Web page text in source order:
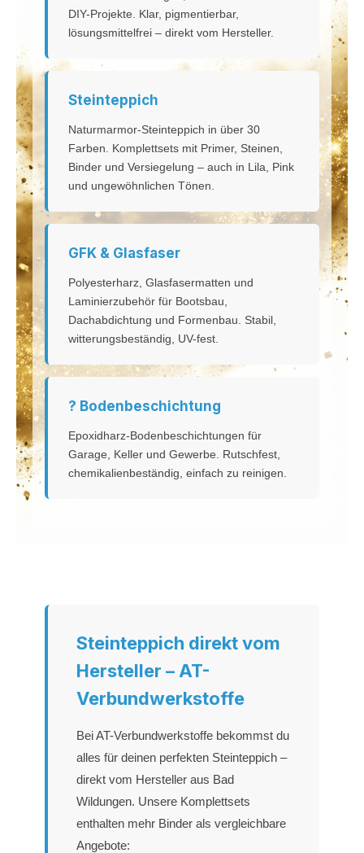
DIY-Projekte. Klar, pigmentierbar,
lösungsmittelfrei – direkt vom Hersteller.
Steinteppich
Naturmarmor-Steinteppich in über 30
Farben. Komplettsets mit Primer, Steinen,
Binder und Versiegelung – auch in Lila, Pink
und ungewöhnlichen Tönen.
GFK & Glasfaser
Polyesterharz, Glasfasermatten und
Laminierzubehör für Bootsbau,
Dachabdichtung und Formenbau. Stabil,
witterungsbeständig, UV-fest.
? Bodenbeschichtung
Epoxidharz-Bodenbeschichtungen für
Garage, Keller und Gewerbe. Rutschfest,
chemikalienbeständig, einfach zu reinigen.
Steinteppich direkt vom
Hersteller – AT-
Verbundwerkstoffe
Bei AT-Verbundwerkstoffe bekommst du
alles für deinen perfekten Steinteppich –
direkt vom Hersteller aus Bad
Wildungen. Unsere Komplettsets
enthalten mehr Binder als vergleichbare
Angebote: